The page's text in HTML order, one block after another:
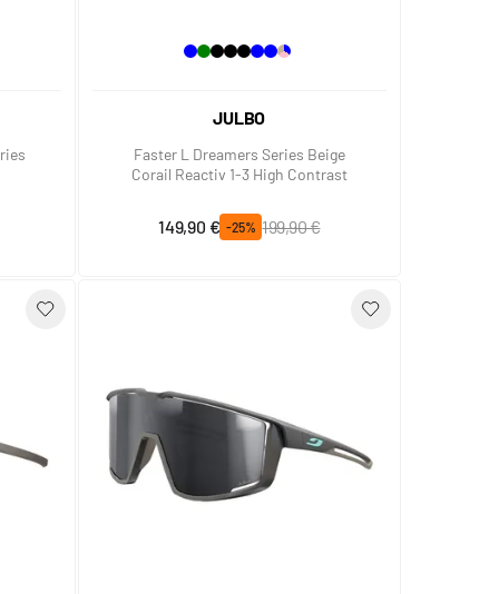
JULBO
Faster L Dreamers Series Beige
Corail Reactiv 1-3 High Contrast
Prix spécial
149,90 € -25%
Prix normal
199,90 €